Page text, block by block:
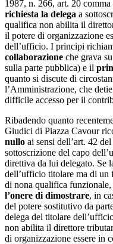
1987, n. 266, art. 20
richiesta la delega a
qualifica non abilita il
il potere di organizzazione
dell’ufficio. I principi
collaborazione che grava
sulla parte pubblica) e il
quanto si discute di
l’Amministrazione, che
difficile accesso per il
Ribadendo quanto
Giudici di Piazza Cavour
nullo ai sensi dell’art. 42
sottoscrizione del capo
direttiva da lui delegato. Se
dell’ufficio titolare ma di un
di nona qualifica funzionale,
l’onere di dimostrare, in
del potere sostitutivo da
delega del titolare
non abilita il direttore
di organizzazione essere in